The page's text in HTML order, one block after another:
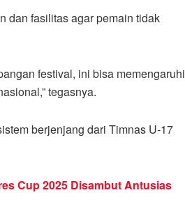
dan fasilitas agar pemain tidak
festival, ini bisa memengaruhi
tegasnya.
berjenjang dari Timnas U-17
Cup 2025 Disambut Antusias